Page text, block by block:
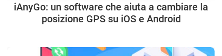
iAnyGo: un software che aiuta a cambiare la
posizione GPS su iOS e Android